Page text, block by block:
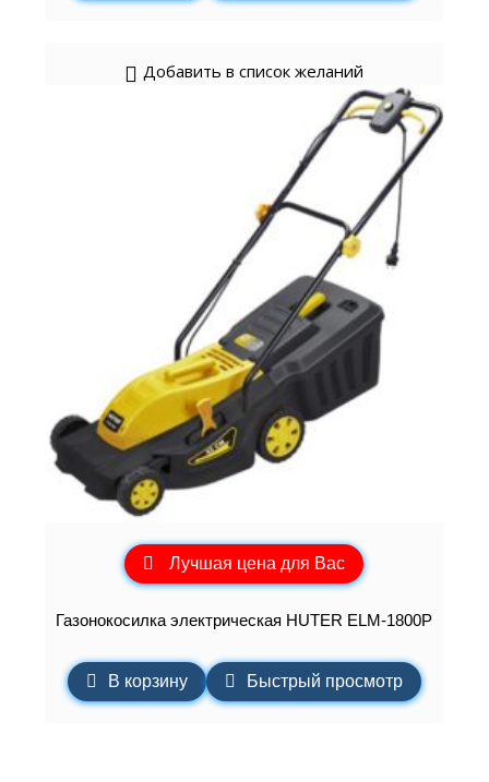
Добавить в список желаний
Лучшая цена для Вас
Газонокосилка электрическая HUTER ELM-1800P
В корзину Быстрый просмотр